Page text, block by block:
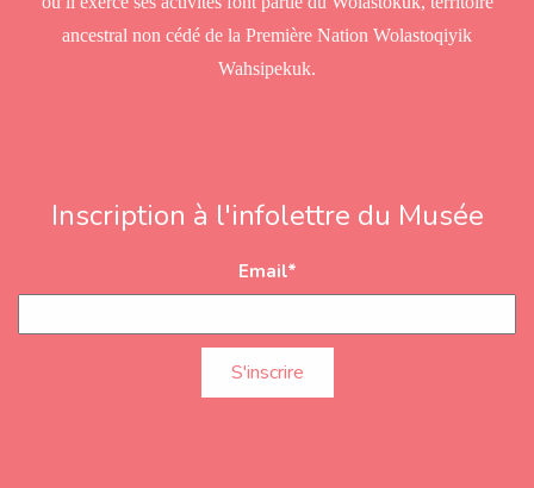
ancestral non cédé de la Première Nation Wolastoqiyik
Wahsipekuk.
Inscription à l'infolettre du Musée
Email*